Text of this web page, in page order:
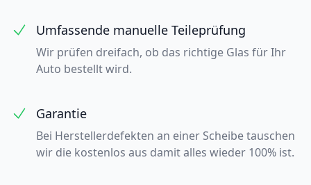
Umfassende manuelle Teileprüfung
Wir prüfen dreifach, ob das richtige Glas für Ihr
Auto bestellt wird.
Garantie
Bei Herstellerdefekten an einer Scheibe tauschen
wir die kostenlos aus damit alles wieder 100% ist.